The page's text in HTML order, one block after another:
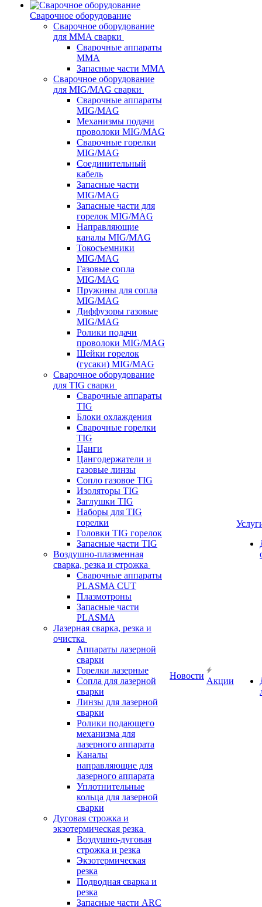
Сварочное оборудование
Сварочное оборудование
для MMA сварки
Сварочные аппараты
MMA
Запасные части MMA
Сварочное оборудование
для MIG/MAG сварки
Сварочные аппараты
MIG/MAG
Механизмы подачи
проволоки MIG/MAG
Сварочные горелки
MIG/MAG
Соединительный
кабель
Запасные части
MIG/MAG
Запасные части для
горелок MIG/MAG
Направляющие
каналы MIG/MAG
Токосъемники
MIG/MAG
Газовые сопла
MIG/MAG
Пружины для сопла
MIG/MAG
Диффузоры газовые
MIG/MAG
Ролики подачи
проволоки MIG/MAG
Шейки горелок
(гусаки) MIG/MAG
Сварочное оборудование
для TIG сварки
Сварочные аппараты
TIG
Блоки охлаждения
Сварочные горелки
TIG
Цанги
Цангодержатели и
газовые линзы
Сопло газовое TIG
Изоляторы TIG
Заглушки TIG
Наборы для TIG
горелки
Головки TIG горелок
Запасные части TIG
Воздушно-плазменная
сварка, резка и строжка
Сварочные аппараты
PLASMA CUT
Плазмотроны
Запасные части
PLASMA
Лазерная сварка, резка и
очистка
Аппараты лазерной
сварки
Горелки лазерные
Сопла для лазерной
сварки
Линзы для лазерной
сварки
Ролики подающего
механизма для
лазерного аппарата
Каналы
направляющие для
лазерного аппарата
Уплотнительные
кольца для лазерной
сварки
Дуговая строжка и
экзотермическая резка
Воздушно-дуговая
строжка и резка
Экзотермическая
резка
Подводная сварка и
резка
Запасные части ARC
Новости
Акции